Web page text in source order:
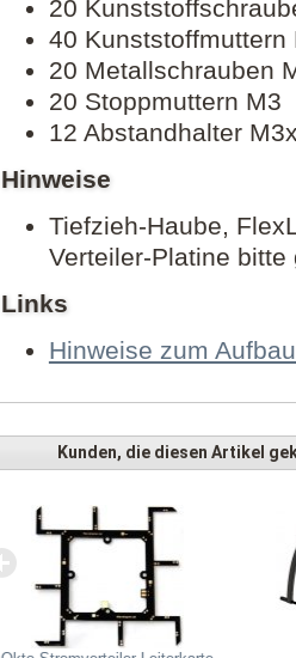
20
40 Kunststoffmuttern
20 Metallschrauben
20 Stoppmuttern M3
12 Abstandhalter
Hinweise
Tiefzieh-Haube,
Verteiler-Platine
Links
Hinweise zum
Kunden, die diesen Artikel